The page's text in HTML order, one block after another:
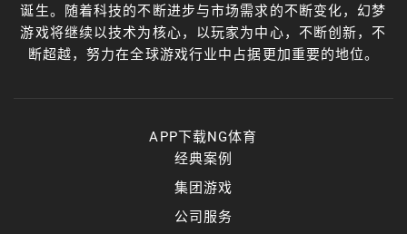
诞生。随着科技的不断进步与市场需求的不断变化，幻梦
游戏将继续以技术为核心，以玩家为中心，不断创新，不
断超越，努力在全球游戏行业中占据更加重要的地位。
APP下载NG体育
经典案例
集团游戏
公司服务